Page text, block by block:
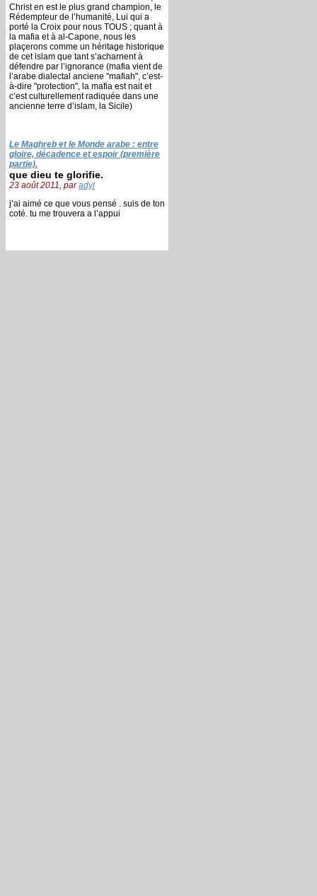
Christ en est le plus grand champion, le
Rédempteur de l’humanité, Lui qui a
porté la Croix pour nous TOUS ; quant à
la mafia et à al-Capone, nous les
plaçerons comme un héritage historique
de cet islam que tant s’acharnent à
défendre par l’ignorance (mafia vient de
l’arabe dialectal anciene "mafiah", c’est-
à-dire "protection", la mafia est nait et
c’est culturellement radiquée dans une
ancienne terre d’islam, la Sicile)
Le Maghreb et le Monde arabe : entre
gloire, décadence et espoir (première
partie).
que dieu te glorifie.
23 août 2011, paradyl
j’ai aimé ce que vous pensé . suis de ton
coté. tu me trouvera a l’appui